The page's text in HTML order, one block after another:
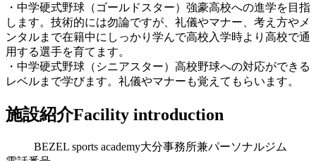
・中学硬式野球（ゴールドスター）強豪高校への進学を目指
します。技術的には勿論ですが、礼儀やマナー、考え方やメ
ンタルまで在籍中にしっかり学んで高校入学時より高校で通
用する選手を育てます。
・中学硬式野球（シニアスター）高校野球への対応ができる
レベルまで学びます。礼儀やマナーも覚えてもらいます。
施設紹介Facility introduction
BEZEL sports academy大分事務所兼パーソナルジム